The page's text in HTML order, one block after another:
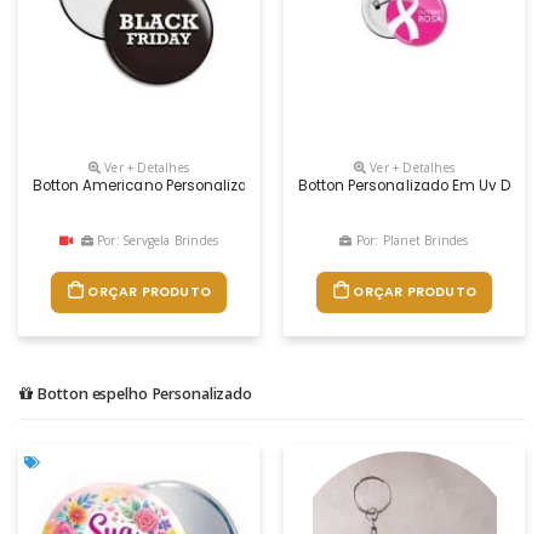
Ver + Detalhes
Botton Americano Personalizado, No Tamanho De 35mm, Em Metal
Por: Servgela Brindes
ORÇAR PRODUTO
Ver + Detalhes
Botton Personalizado Em Uv
Por: Planet Brindes
ORÇAR PRODUTO
Botton espelho Personalizado